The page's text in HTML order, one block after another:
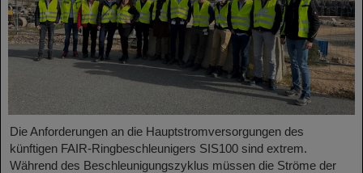
Die Anforderungen an die Hauptstromversorgungen des
künftigen FAIR-Ringbeschleunigers SIS100 sind extrem.
Während des Beschleunigungszyklus müssen die Ströme der